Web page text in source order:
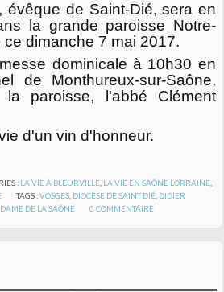
évêque de Saint-Dié, sera en
la grande paroisse Notre-
dimanche 7 mai 2017.
dominicale à 10h30 en
de Monthureux-sur-Saône,
paroisse, l'abbé Clément
d'un vin d'honneur.
: LA VIE À BLEURVILLE, LA VIE EN SAÔNE LORRAINE,
TAGS :VOSGES DIOCÈSE DE SAINT DIÉ DIDIER
DE LA SAÔNE 0 COMMENTAIRE